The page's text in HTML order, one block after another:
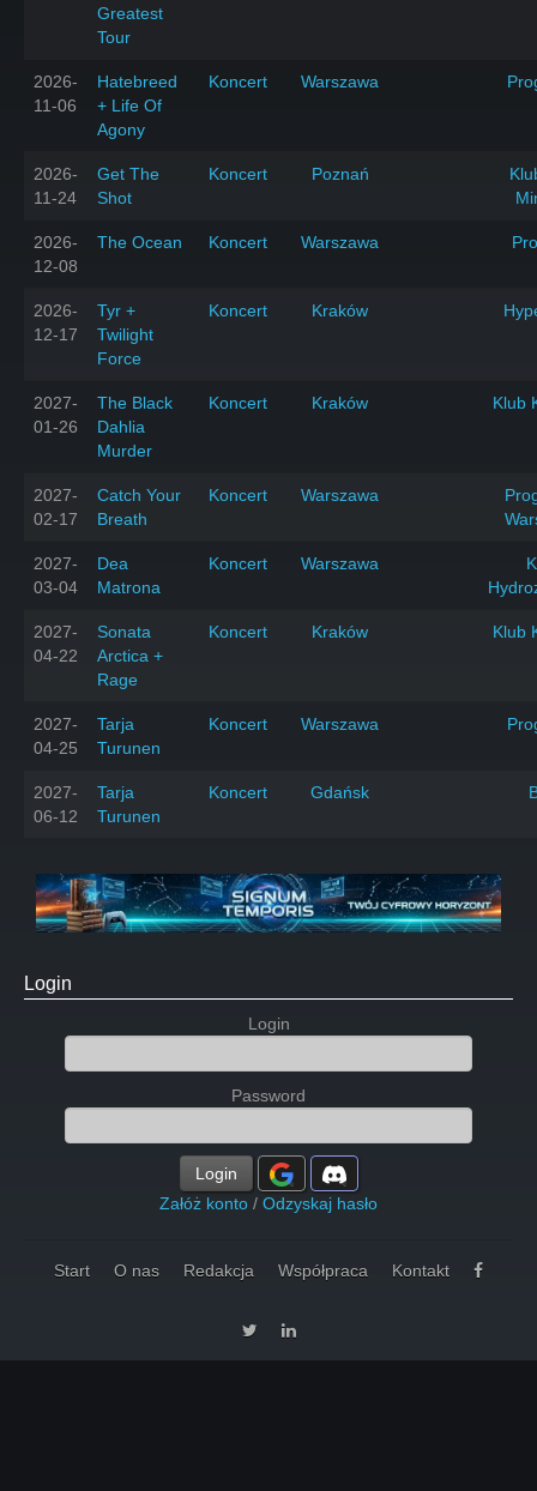
Greatest
Tour
2026-
11-06
Hatebreed
+ Life Of
Agony
Koncert Warszawa
2026-
11-24
Get The
Shot
Koncert Poznań
2026-
12-08
The Ocean Koncert Warszawa
2026-
12-17
Tyr +
Twilight
Force
Koncert Kraków
2027-
01-26
The Black
Dahlia
Murder
Koncert Kraków Klub
2027-
02-17
Catch Your
Breath
Koncert Warszawa
2027-
03-04
Dea
Matrona
Koncert Warszawa
2027-
04-22
Sonata
Arctica +
Rage
Koncert Kraków Klub
2027-
04-25
Tarja
Turunen
Koncert Warszawa
2027-
06-12
Tarja
Turunen
Koncert Gdańsk
Login
Login
Password
Login
Załóż konto / Odzyskaj hasło
Start O nas Redakcja Współpraca Kontakt